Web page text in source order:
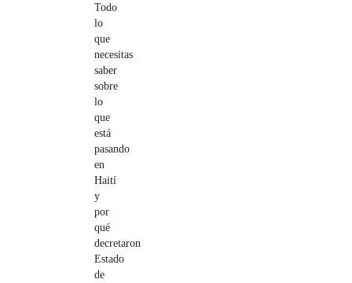
Todo
lo
que
necesitas
saber
sobre
lo
que
está
pasando
en
Haití
y
por
qué
decretaron
Estado
de